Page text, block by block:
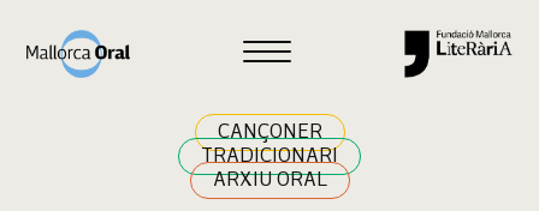
CANÇONER
TRADICIONARI
ARXIU ORAL
Cercar
Resultats cerca